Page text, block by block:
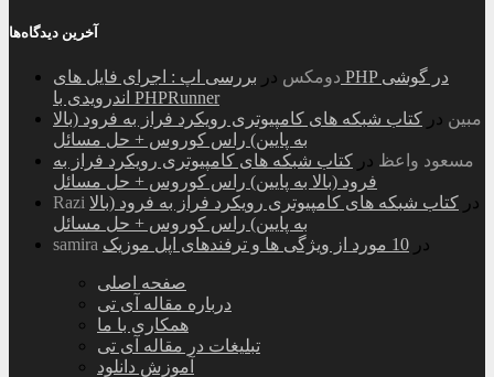
آخرین دیدگاه‌ها
دومکس در بررسی اپ : اجرای فایل های PHP در گوشی
اندرویدی با PHPRunner
مبین در کتاب شبکه های کامپیوتری رویکرد فراز به فرود (بالا
به پایین) راس کوروس + حل مسائل
مسعود واعظ در کتاب شبکه های کامپیوتری رویکرد فراز به
فرود (بالا به پایین) راس کوروس + حل مسائل
Razi
در کتاب شبکه های کامپیوتری رویکرد فراز به فرود (بالا
به پایین) راس کوروس + حل مسائل
samira
در 10 مورد از ویژگی ها و ترفندهای اپل موزیک
صفحه اصلی
درباره مقاله آی تی
همکاری با ما
تبلیغات در مقاله آی تی
آموزش دانلود